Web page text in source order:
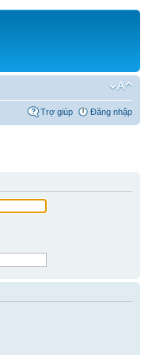
Trợ giúp Đăng nhập